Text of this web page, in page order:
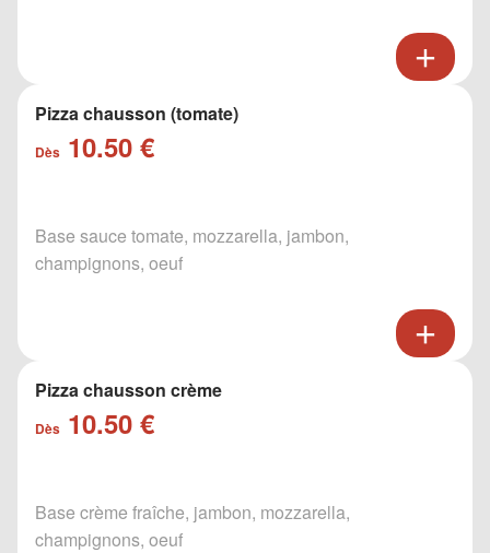
Pizza chausson (tomate)
Dès 10.50 €
Base sauce tomate, mozzarella, jambon,
champignons, oeuf
Pizza chausson crème
Dès 10.50 €
Base crème fraîche, jambon, mozzarella,
champignons, oeuf